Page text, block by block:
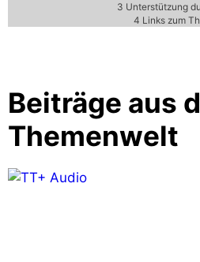
3 Unterstützung
4 Links zum
Beiträge aus
Themenwelt